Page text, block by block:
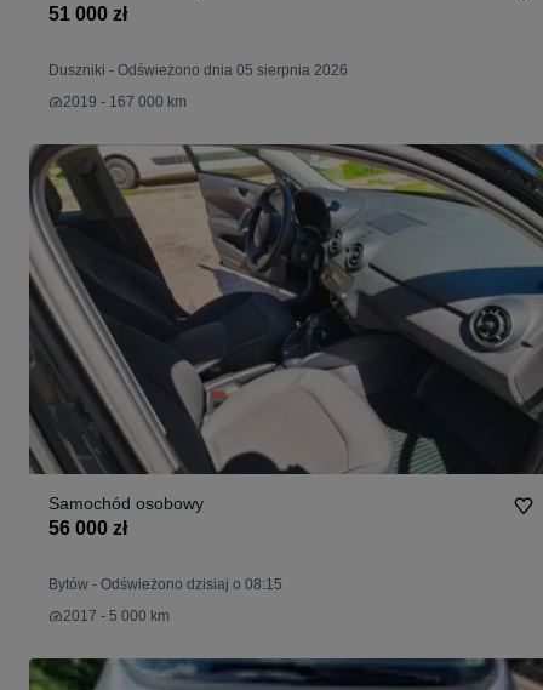
51 000 zł
Duszniki - Odświeżono dnia 05 sierpnia 2026
2019 - 167 000 km
Samochód osobowy
56 000 zł
Bytów - Odświeżono dzisiaj o 08:15
2017 - 5 000 km